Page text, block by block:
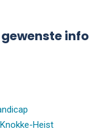
info
Heist